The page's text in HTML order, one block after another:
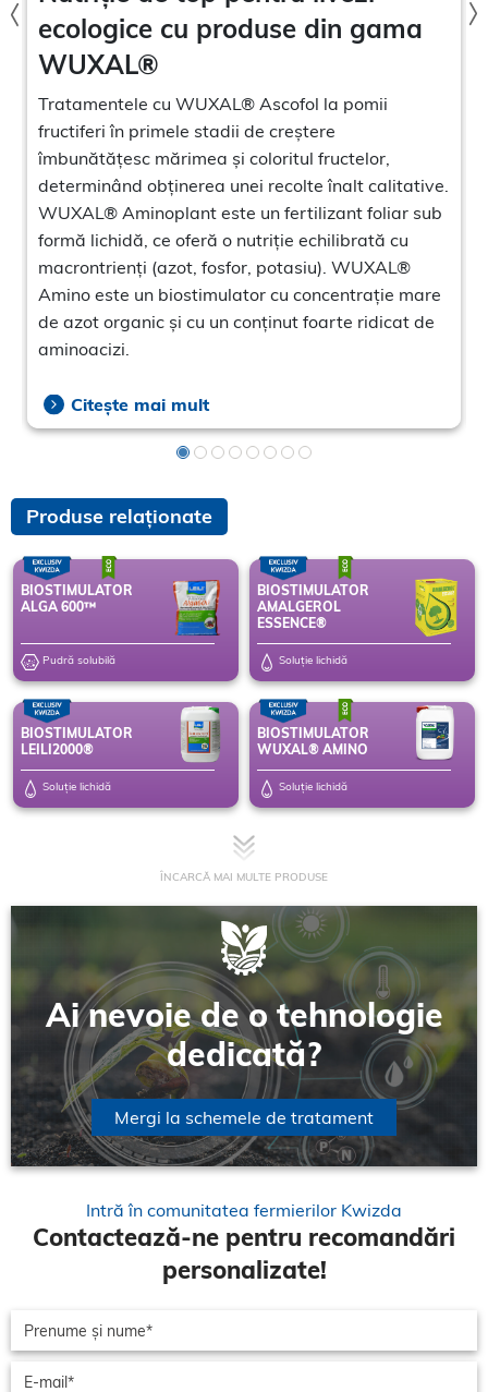
ecologice cu produse din gama
WUXAL®
Tratamentele cu WUXAL® Ascofol la pomii
fructiferi în primele stadii de creștere
îmbunătățesc mărimea și coloritul fructelor,
determinând obținerea unei recolte înalt calitative.
WUXAL® Aminoplant este un fertilizant foliar sub
formă lichidă, ce oferă o nutriție echilibrată cu
macrontrienți (azot, fosfor, potasiu). WUXAL®
Amino este un biostimulator cu concentrație mare
de azot organic și cu un conținut foarte ridicat de
aminoacizi.
Citește mai mult
Produse relaționate
BIOSTIMULATOR
ALGA 600™
Pudră solubilă
BIOSTIMULATOR
AMALGEROL
ESSENCE®
Soluție lichidă
BIOSTIMULATOR
LEILI2000®
Soluție lichidă
BIOSTIMULATOR
WUXAL® AMINO
Soluție lichidă
ÎNCARCĂ MAI MULTE PRODUSE
Ai nevoie de o tehnologie
dedicată?
Mergi la schemele de tratament
Intră în comunitatea fermierilor Kwizda
Contactează-ne pentru recomandări
personalizate!